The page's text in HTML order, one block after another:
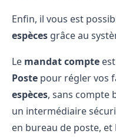
Enfin, il vous est
espèces grâce au
Le mandat compte
Poste pour régler vos
espèces, sans compte
un intermédiaire
en bureau de poste, et